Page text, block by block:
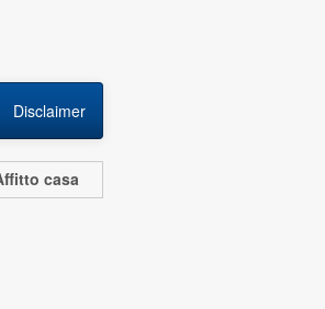
Disclaimer
casa